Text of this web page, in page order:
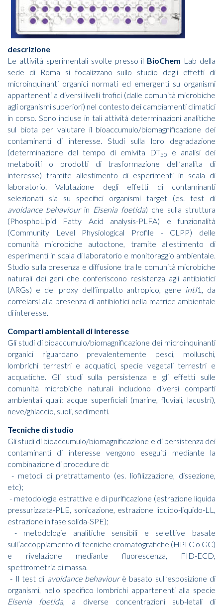
descrizione
Le attività sperimentali svolte presso il BioChem Lab della
sede di Roma si focalizzano sullo studio degli effetti di
microinquinanti organici normati ed emergenti su organismi
appartenenti a diversi livelli trofici (dalle comunità microbiche
agli organismi superiori) nel contesto dei cambiamenti climatici
in corso. Sono incluse in tali attività determinazioni analitiche
sul biota per valutare il bioaccumulo/biomagnificazione dei
contaminanti di interesse. Studi sulla loro degradazione
(determinazione del tempo di emivita DT50
e analisi dei
metaboliti o prodotti di trasformazione dell’analita di
interesse) tramite allestimento di esperimenti in scala di
laboratorio. Valutazione degli effetti di contaminanti
selezionati sia su specifici organismi target (es. test di
avoidance behaviourin Eisenia foetida) che sulla struttura
(PhosphoLipid Fatty Acid analysis-PLFA) e funzionalità
(Community Level Physiological Profile - CLPP) delle
comunità microbiche autoctone, tramite allestimento di
esperimenti in scala di laboratorio e monitoraggio ambientale.
Studio sulla presenza e diffusione tra le comunità microbiche
naturali dei geni che conferiscono resistenza agli antibiotici
(ARGs) e del proxy dell’impatto antropico, gene intI1, da
correlarsi alla presenza di antibiotici nella matrice ambientale
di interesse.
Comparti ambientali di interesse
Gli studi di bioaccumulo/biomagnificazione dei microinquinanti
organici riguardano prevalentemente pesci, molluschi,
lombrichi terrestri e acquatici, specie vegetali terrestri e
acquatiche. Gli studi sulla persistenza e gli effetti sulle
comunità microbiche naturali includono diversi comparti
ambientali quali: acque superficiali (marine, fluviali, lacustri),
neve/ghiaccio, suoli, sedimenti.
Tecniche di studio
Gli studi di bioaccumulo/biomagnificazione e di persistenza dei
contaminanti di interesse vengono eseguiti mediante la
combinazione di procedure di:
- metodi di pretrattamento (es. liofilizzazione, dissezione,
etc);
- metodologie estrattive e di purificazione (estrazione liquida
pressurizzata-PLE, sonicazione, estrazione liquido-liquido-LL,
estrazione in fase solida-SPE);
- metodologie analitiche sensibili e selettive basate
sull’accoppiamento di tecniche cromatografiche (HPLC o GC)
e rivelazione mediante fluorescenza, FID-ECD,
spettrometria di massa.
- Il test di avoidance behaviourè basato sull’esposizione di
organismi, nello specifico lombrichi appartenenti alla specie
Eisenia foetida, a diverse concentrazioni sub-letali di